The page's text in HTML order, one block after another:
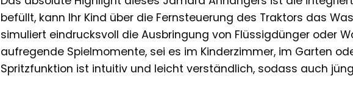
befüllt, kann Ihr Kind über die Fernsteuerung des Traktors das
simuliert eindrucksvoll die Ausbringung von Flüssigdünger oder
aufregende Spielmomente, sei es im Kinderzimmer, im Garten
Spritzfunktion ist intuitiv und leicht verständlich, sodass auch